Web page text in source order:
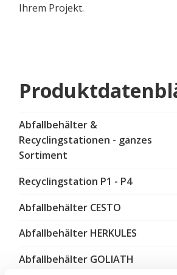
Ihrem Projekt.
Abfallbehälter &
Recyclingstationen - ganzes
Sortiment
Recyclingstation P1 - P4
Abfallbehälter CESTO
Abfallbehälter HERKULES
Abfallbehälter GOLIATH